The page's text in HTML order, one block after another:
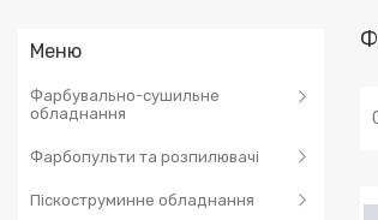
Фарбувально-сушильне
обладнання
Фарбопульти та розпилювачі
Піскоструминне обладнання